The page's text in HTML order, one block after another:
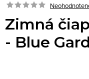
Zimná
- Blue